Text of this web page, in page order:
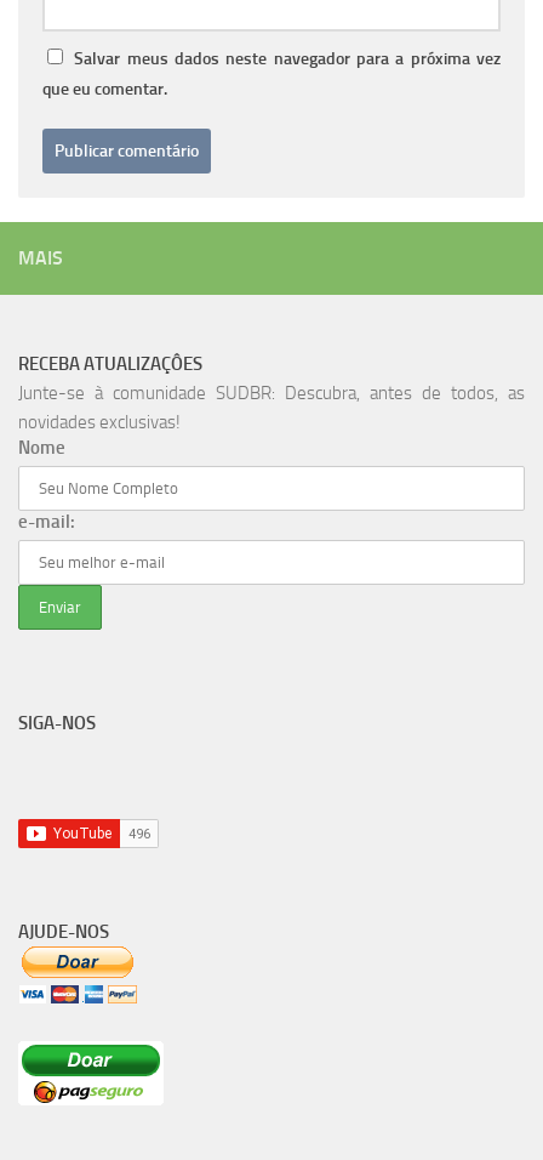
Salvar meus dados neste navegador para a próxima vez
que eu comentar.
MAIS
RECEBA ATUALIZAÇÔES
Junte-se à comunidade SUDBR: Descubra, antes de todos, as
novidades exclusivas!
Nome
e-mail:
SIGA-NOS
AJUDE-NOS